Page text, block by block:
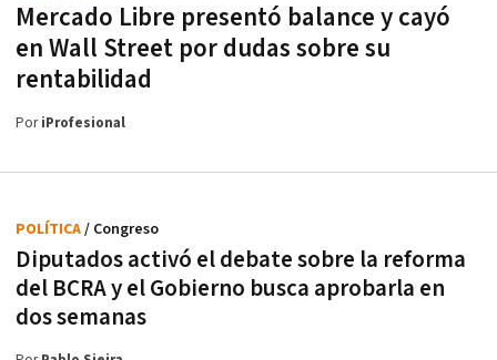
Mercado Libre presentó balance y cayó
en Wall Street por dudas sobre su
rentabilidad
PoriProfesional
Diputados activó el debate sobre la reforma
del BCRA y el Gobierno busca aprobarla en
dos semanas
POLÍTICA/ Congreso